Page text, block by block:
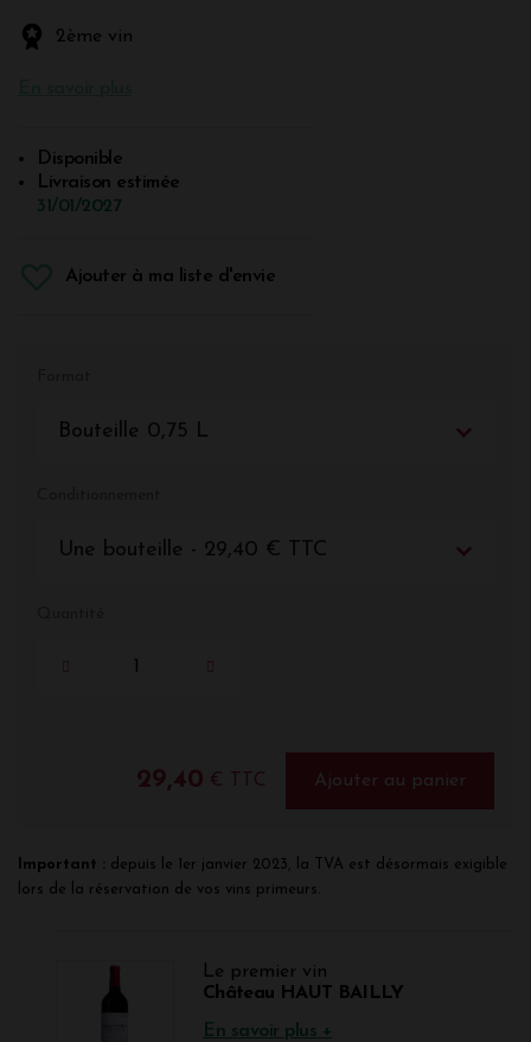
2ème vin
Disponible
Livraison estimée
31/01/2027
Ajouter à ma liste d'envie
Bouteille 0,75 L
Une bouteille - 29,40 € TTC
29,40 € TTC Ajouter au panier
Important : depuis le 1er janvier 2023, la TVA est désormais exigible
lors de la réservation de vos vins primeurs.
Le premier vin
Château HAUT BAILLY
En savoir plus +